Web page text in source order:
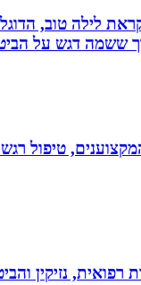
לילה טוב,
ששמה דגש על
טיפול
נזיקין